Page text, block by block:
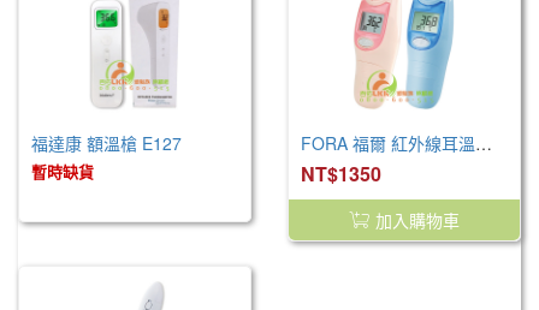
福達康 額溫槍 E127
暫時缺貨
FORA 福爾 紅外線耳溫槍 IR18
NT$1350
加入購物車